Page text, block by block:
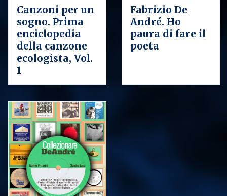
Canzoni per un
sogno. Prima
enciclopedia
della canzone
ecologista, Vol.
1
Fabrizio De
André. Ho
paura di fare il
poeta